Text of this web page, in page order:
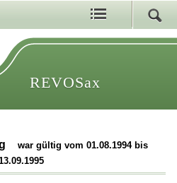
REVOSax
war gültig vom 01.08.1994 bis